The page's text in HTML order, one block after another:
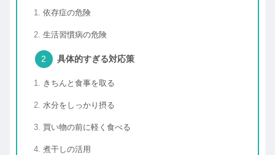
依存症の危険
生活習慣病の危険
具体的すぎる対応策
きちんと食事を取る
水分をしっかり摂る
買い物の前に軽く食べる
煮干しの活用